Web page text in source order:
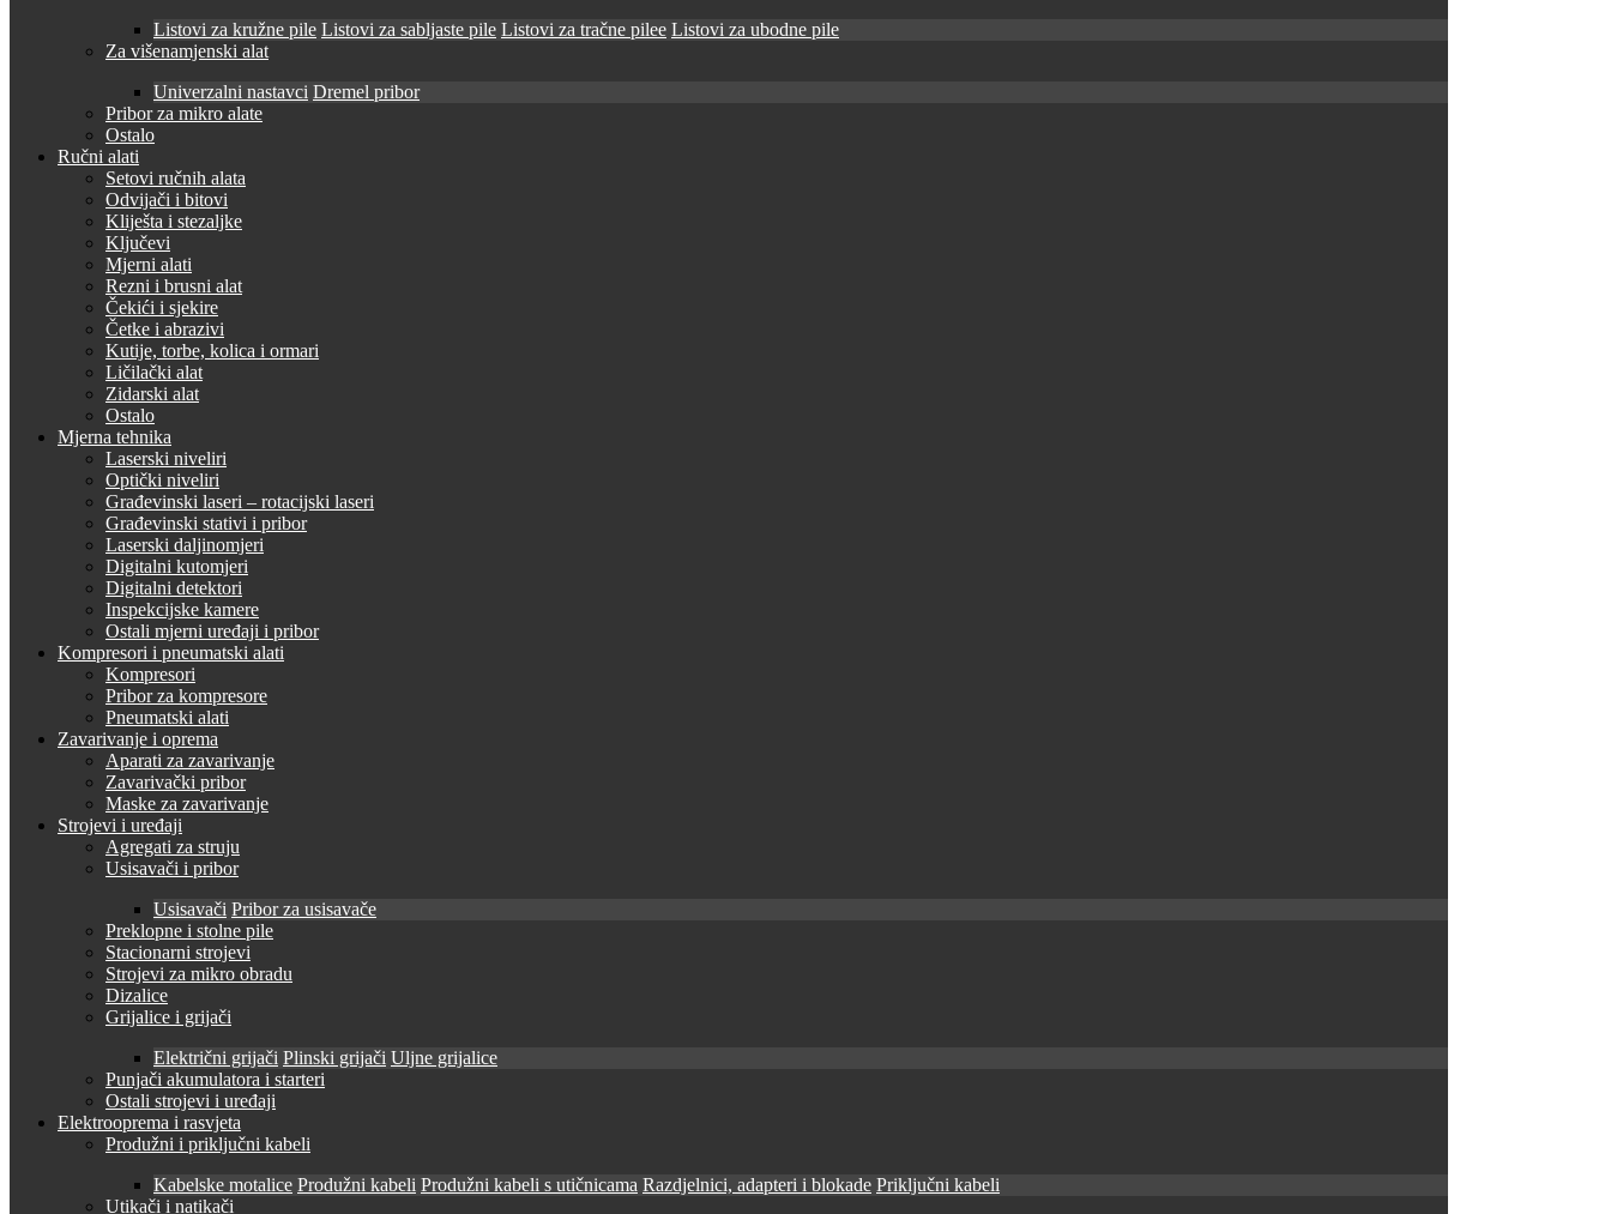
Listovi za kružne pile Listovi za sabljaste pile Listovi za tračne pilee Listovi za ubodne pile
Za višenamjenski alat
Univerzalni nastavci Dremel pribor
Pribor za mikro alate
Ostalo
Ručni alati
Setovi ručnih alata
Odvijači i bitovi
Kliješta i stezaljke
Ključevi
Mjerni alati
Rezni i brusni alat
Čekići i sjekire
Četke i abrazivi
Kutije, torbe, kolica i ormari
Ličilački alat
Zidarski alat
Ostalo
Mjerna tehnika
Laserski niveliri
Optički niveliri
Građevinski laseri – rotacijski laseri
Građevinski stativi i pribor
Laserski daljinomjeri
Digitalni kutomjeri
Digitalni detektori
Inspekcijske kamere
Ostali mjerni uređaji i pribor
Kompresori i pneumatski alati
Kompresori
Pribor za kompresore
Pneumatski alati
Zavarivanje i oprema
Aparati za zavarivanje
Zavarivački pribor
Maske za zavarivanje
Strojevi i uređaji
Agregati za struju
Usisavači i pribor
Usisavači Pribor za usisavače
Preklopne i stolne pile
Stacionarni strojevi
Strojevi za mikro obradu
Dizalice
Grijalice i grijači
Električni grijači Plinski grijači Uljne grijalice
Punjači akumulatora i starteri
Ostali strojevi i uređaji
Elektrooprema i rasvjeta
Produžni i priključni kabeli
Kabelske motalice Produžni kabeli Produžni kabeli s utičnicama Razdjelnici, adapteri i blokade Priključni kabeli
Utikači i natikači